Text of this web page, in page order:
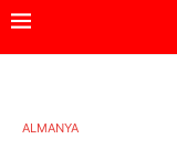
ALMANYA